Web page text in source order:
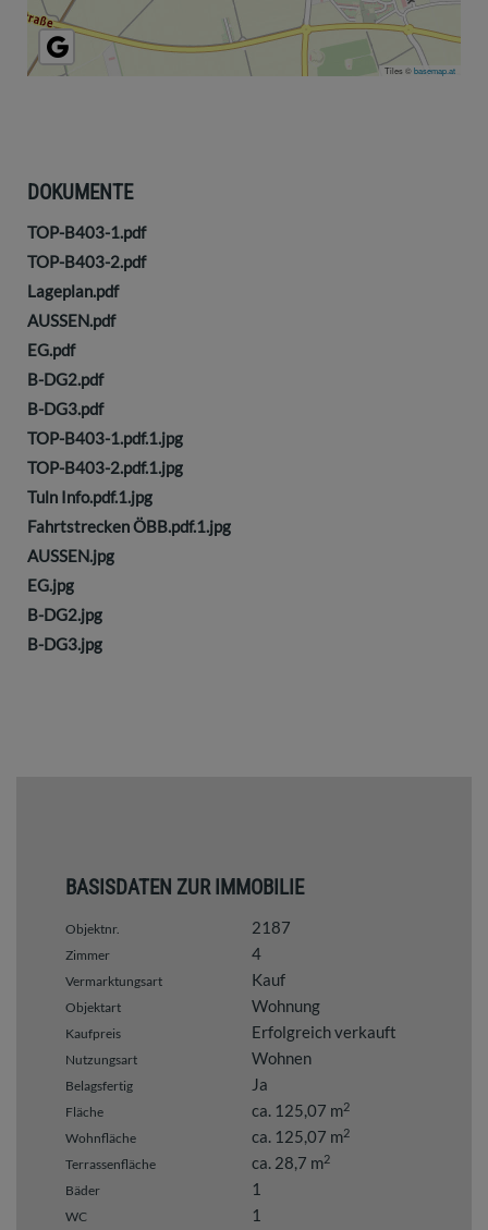
Tiles ©basemap.at
DOKUMENTE
TOP-B403-1.pdf
TOP-B403-2.pdf
Lageplan.pdf
AUSSEN.pdf
EG.pdf
B-DG2.pdf
B-DG3.pdf
TOP-B403-1.pdf.1.jpg
TOP-B403-2.pdf.1.jpg
Tuln Info.pdf.1.jpg
Fahrtstrecken ÖBB.pdf.1.jpg
AUSSEN.jpg
EG.jpg
B-DG2.jpg
B-DG3.jpg
BASISDATEN ZUR IMMOBILIE
Objektnr. 2187
Zimmer 4
Vermarktungsart Kauf
Objektart Wohnung
Kaufpreis Erfolgreich verkauft
Nutzungsart Wohnen
Belagsfertig Ja
Fläche ca. 125,07 m2
Wohnfläche ca. 125,07 m2
Terrassenfläche ca. 28,7 m2
Bäder 1
WC 1